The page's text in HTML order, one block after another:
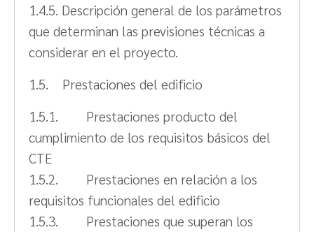
1.4.5. Descripción general de los parámetros
que determinan las previsiones técnicas a
considerar en el proyecto.
1.5. Prestaciones del edificio
1.5.1. Prestaciones producto del
cumplimiento de los requisitos básicos del
CTE
1.5.2. Prestaciones en relación a los
requisitos funcionales del edificio
1.5.3. Prestaciones que superan los